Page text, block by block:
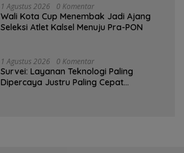
1 Agustus 2026 0 Komentar
Wali Kota Cup Menembak Jadi Ajang
Seleksi Atlet Kalsel Menuju Pra-PON
1 Agustus 2026 0 Komentar
Survei: Layanan Teknologi Paling
Dipercaya Justru Paling Cepat